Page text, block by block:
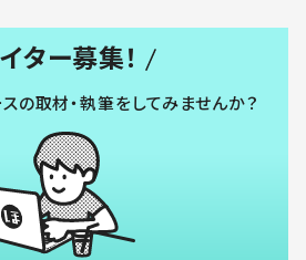
ター募集！
の取材・執筆をしてみませんか？